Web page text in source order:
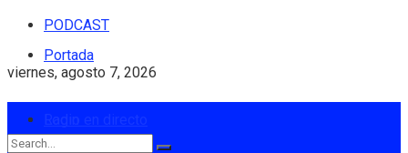
PODCAST
viernes, agosto 7, 2026
Portada